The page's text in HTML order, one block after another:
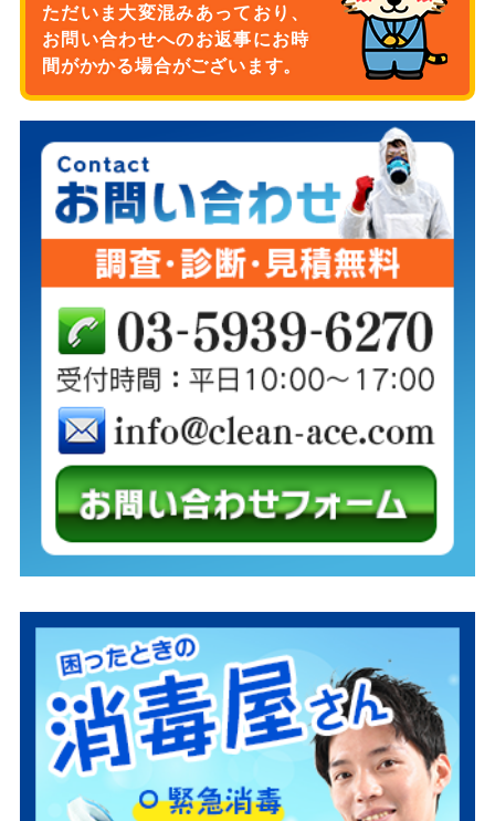
ただいま大変混みあっており、
お問い合わせへのお返事にお時
間がかかる場合がございます。